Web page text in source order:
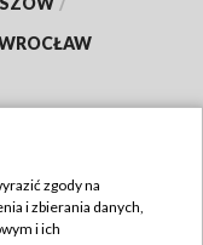
zgody na
i zbierania danych,
i ich